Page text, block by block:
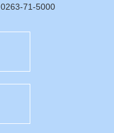
71-5000